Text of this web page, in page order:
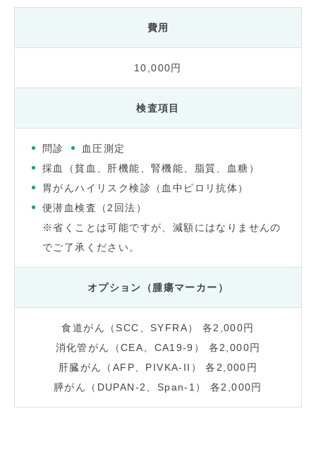
費用
10,000円
検査項目
問診
血圧測定
採血（貧血、肝機能、腎機能、脂質、血糖）
胃がんハイリスク検診（血中ピロリ抗体）
便潜血検査（2回法）
※省くことは可能ですが、減額にはなりませんの
でご了承ください。
オプション（腫瘍マーカー）
食道がん（SCC、SYFRA） 各2,000円
消化管がん（CEA、CA19-9） 各2,000円
肝臓がん（AFP、PIVKA-II） 各2,000円
膵がん（DUPAN-2、Span-1） 各2,000円